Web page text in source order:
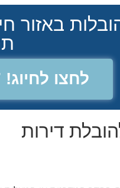
באזור
לחצו לחיוג! 072-3718327
דירות